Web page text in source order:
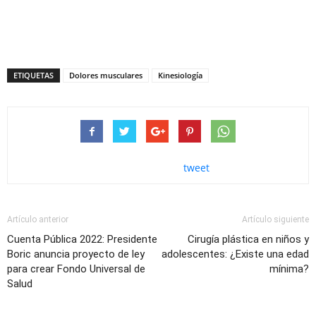
ETIQUETAS Dolores musculares Kinesiología
tweet
Artículo anterior
Cuenta Pública 2022: Presidente
Boric anuncia proyecto de ley
para crear Fondo Universal de
Salud
Artículo siguiente
Cirugía plástica en niños y
adolescentes: ¿Existe una edad
mínima?